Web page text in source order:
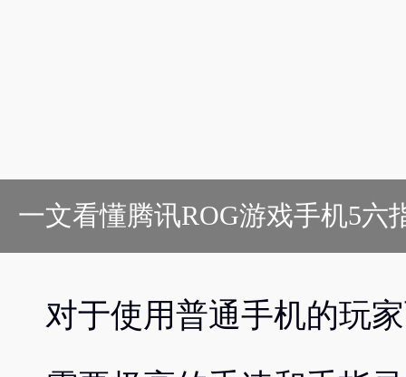
一文看懂腾讯ROG游戏手机5六
对于使用普通手机的玩